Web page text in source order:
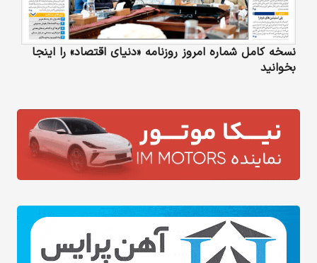
نسخه کامل شماره امروز روزنامه «دنیای‌ اقتصاد» را اینجا
بخوانید